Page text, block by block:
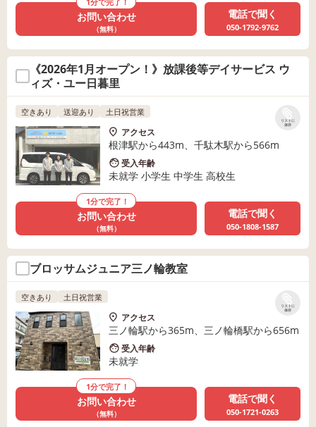
お問い合わせ
（無料）
電話で聞く
050-1792-9762
《2026年1月オープン！》放課後等デイサービス ウ
ィズ・ユー日暮里
リストに
保存
空きあり 送迎あり 土日祝営業
アクセス
根津駅から443m、千駄木駅から566m
受入年齢
未就学 小学生 中学生 高校生
1分で完了！
お問い合わせ
（無料）
電話で聞く
050-1808-1587
ブロッサムジュニア三ノ輪教室
リストに
保存
空きあり 土日祝営業
アクセス
三ノ輪駅から365m、三ノ輪橋駅から656m
受入年齢
未就学
1分で完了！
お問い合わせ
（無料）
電話で聞く
050-1721-0263